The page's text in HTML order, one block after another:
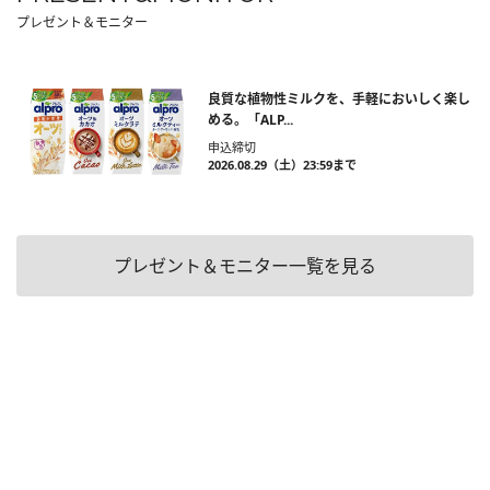
プレゼント＆モニター
良質な植物性ミルクを、手軽においしく楽し
める。「ALP...
申込締切
2026.08.29（土）23:59まで
プレゼント＆モニター一覧を見る